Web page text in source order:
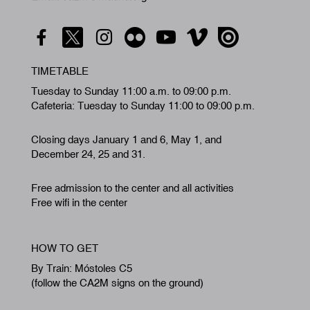
TIMETABLE
Tuesday to Sunday 11:00 a.m. to 09:00 p.m.
Cafeteria: Tuesday to Sunday 11:00 to 09:00 p.m.
Closing days January 1 and 6, May 1, and
December 24, 25 and 31.
Free admission to the center and all activities
Free wifi in the center
HOW TO GET
By Train: Móstoles C5
(follow the CA2M signs on the ground)